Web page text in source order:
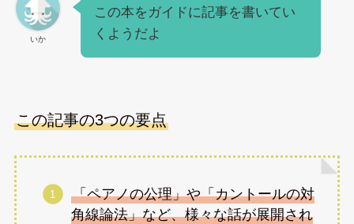
いか
この本をガイドに記事を書いてい
くようだよ
この記事の3つの要点
「ペアノの公理」や「カントールの対
角線論法」など、様々な話が展開され